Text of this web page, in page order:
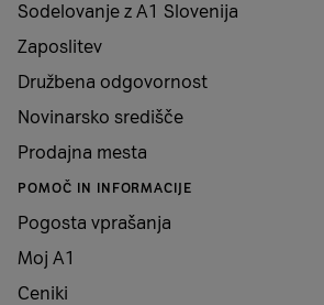
Sodelovanje z A1 Slovenija
Zaposlitev
Družbena odgovornost
Novinarsko središče
Prodajna mesta
POMOČ IN INFORMACIJE
Pogosta vprašanja
Moj A1
Ceniki